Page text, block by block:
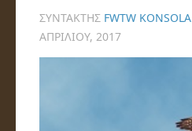
ΣΥΝΤΆΚΤΗΣ FWTW KONSOLA
ΑΠΡΙΛΊΟΥ, 2017